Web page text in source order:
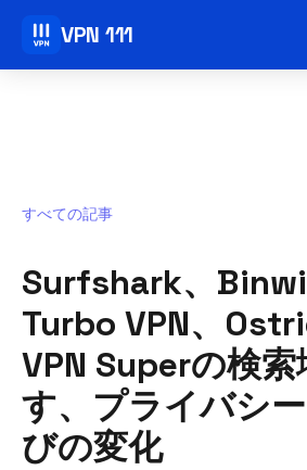
VPN 111
すべての記事
Surfshark、
Turbo VPN、
VPN Superの検
す、プライバシ
びの変化